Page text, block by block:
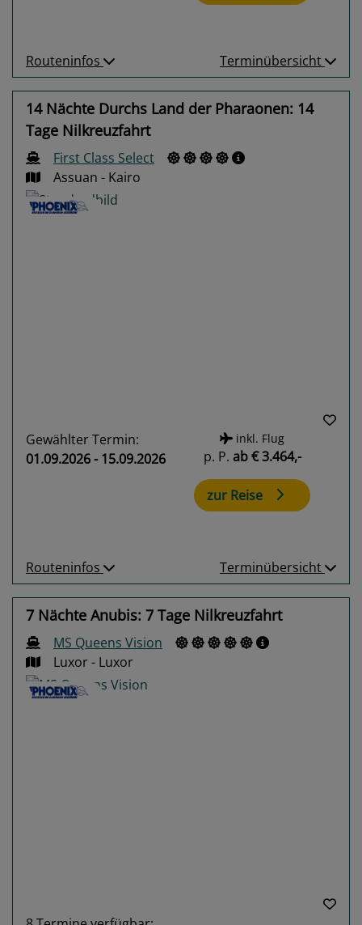
Routeninfos Terminübersicht
14 Nächte Durchs Land der Pharaonen: 14
Tage Nilkreuzfahrt
First Class Select
Assuan - Kairo
Gewählter Termin:
01.09.2026 - 15.09.2026
inkl. Flug
p. P. ab€ 3.464,-
zur Reise
Routeninfos Terminübersicht
7 Nächte Anubis: 7 Tage Nilkreuzfahrt
MS Queens Vision
Luxor - Luxor